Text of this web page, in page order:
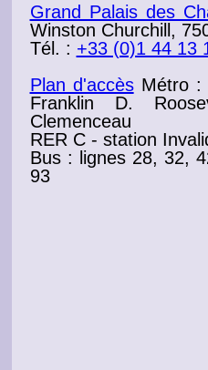
Grand Palais des
Winston Churchill,
Tél. : +33 (0)1 44 13
Plan d'accèsMétro :
Franklin D.
Clemenceau
RER C - station
Bus : lignes 28, 32,
93